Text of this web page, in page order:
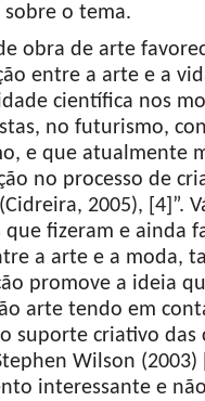
sobre o tema.
obra de arte
entre a arte e a
científica nos
no futurismo,
e que atualmente
no processo de
2005), [4]”.
que fizeram e ainda
a arte e a moda,
promove a ideia
arte tendo em
suporte criativo das
Wilson (2003)
interessante e